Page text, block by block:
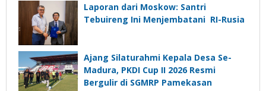
Laporan dari Moskow: Santri
Tebuireng Ini Menjembatani RI-Rusia
Ajang Silaturahmi Kepala Desa Se-
Madura, PKDI Cup II 2026 Resmi
Bergulir di SGMRP Pamekasan